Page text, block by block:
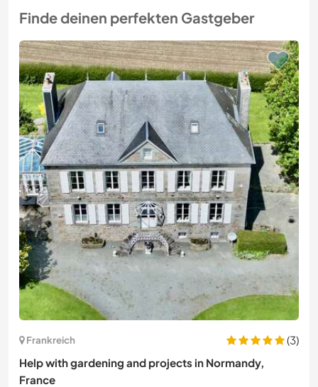
Finde deinen perfekten Gastgeber
Frankreich
(3)
Help with gardening and projects in Normandy,
France